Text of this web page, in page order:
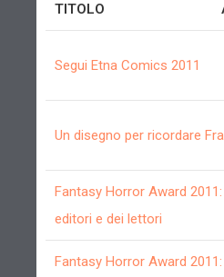
TITOLO
Segui Etna Comics 2011
Un disegno per ricordare
Fantasy Horror Award
editori e dei lettori
Fantasy Horror Award